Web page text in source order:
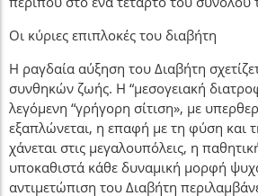
Οι κύριες επιπλοκές του διαβήτη
Η ραγδαία αύξηση του Διαβήτη
συνθηκών ζωής. Η “μεσογειακή
λεγόμενη “γρήγορη σίτιση», με
εξαπλώνεται, η επαφή με τη φύση και
χάνεται στις μεγαλουπόλεις, η
υποκαθιστά κάθε δυναμική μορφή
αντιμετώπιση του Διαβήτη